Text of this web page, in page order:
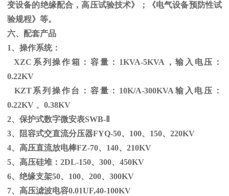
变设备的绝缘配合，高压试验技术》；《电气设备预防性试
验规程》等。
六、配套产品
1、操作系统：
XZC系列操作箱：容量： 1KVA-5KVA ，输入电压：
0.22KV
KZT系列操作台：容量： 10K/A-300KVA 输入电压：
0.22KV 、 0.38KV
2、保护式数字微安表SWB-
3、阻容式交直流分压器FYQ-50、 100、 150、 220KV
4、高压直流放电棒FZ-70、 140、 210KV
5、高压硅堆： 2DL-150、 300、 450KV
6、绝缘支架50、 100、 200、 300KV
7、高压滤波电容0.01UF,40-100KV